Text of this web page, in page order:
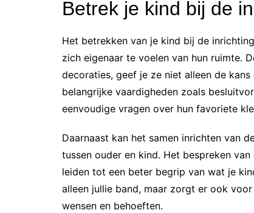
Betrek je kind bij de
Het betrekken van je kind bij de
zich eigenaar te voelen van hun ruimte.
decoraties, geef je ze niet alleen de
belangrijke vaardigheden zoals
eenvoudige vragen over hun favoriete
Daarnaast kan het samen inrichten van
tussen ouder en kind. Het bespreken
leiden tot een beter begrip van wat je
alleen jullie band, maar zorgt er ook
wensen en behoeften.